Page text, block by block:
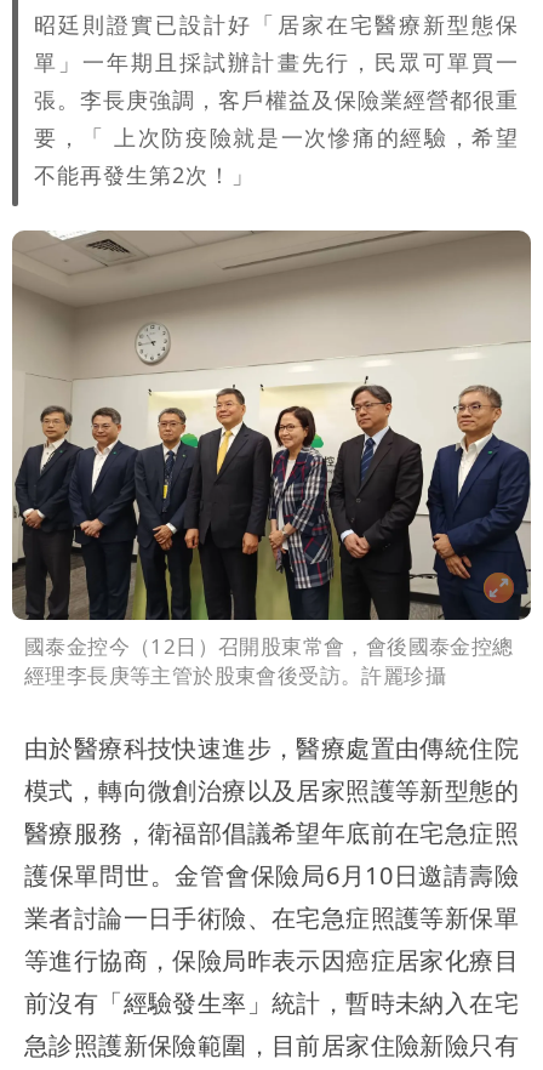
析對台影響
「南卡」最快今生成 挑戰4颱同框！1
週雨越下越大
昭廷則證實已設計好「居家在宅醫療新型態保
單」一年期且採試辦計畫先行，民眾可單買一
張。李長庚強調，客戶權益及保險業經營都很重
要，「 上次防疫險就是一次慘痛的經驗，希望
不能再發生第2次！」
國泰金控今（12日）召開股東常會，會後國泰金控總
經理李長庚等主管於股東會後受訪。許麗珍攝
由於醫療科技快速進步，醫療處置由傳統住院
模式，轉向微創治療以及居家照護等新型態的
醫療服務，衛福部倡議希望年底前在宅急症照
護保單問世。金管會保險局6月10日邀請壽險
業者討論一日手術險、在宅急症照護等新保單
等進行協商，保險局昨表示因癌症居家化療目
前沒有「經驗發生率」統計，暫時未納入在宅
急診照護新保險範圍，目前居家住險新險只有